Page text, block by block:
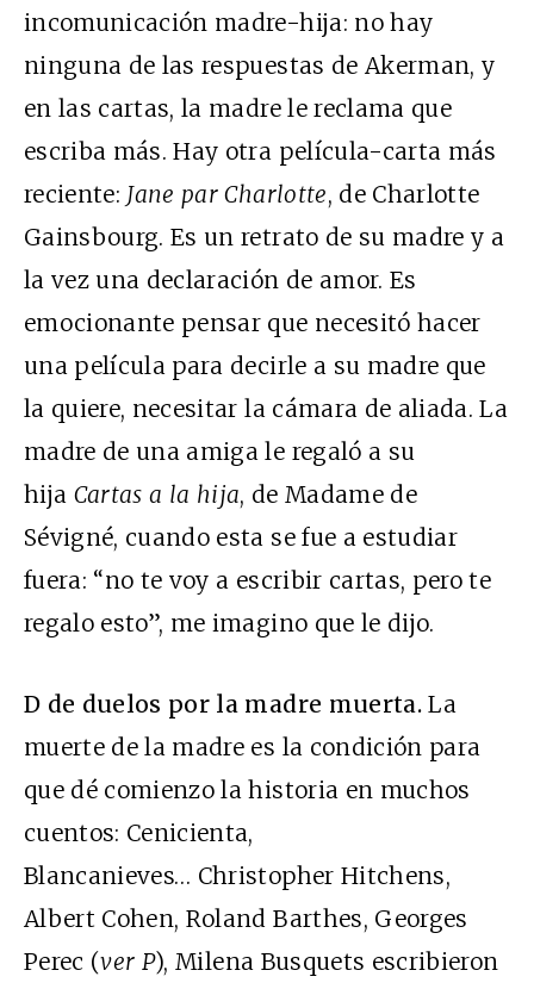
incomunicación madre-hija: no hay
ninguna de las respuestas de Akerman, y
en las cartas, la madre le reclama que
escriba más. Hay otra película-carta más
reciente: Jane par Charlotte, de Charlotte
Gainsbourg. Es un retrato de su madre y a
la vez una declaración de amor. Es
emocionante pensar que necesitó hacer
una película para decirle a su madre que
la quiere, necesitar la cámara de aliada. La
madre de una amiga le regaló a su
hija Cartas a la hija, de Madame de
Sévigné, cuando esta se fue a estudiar
fuera: “no te voy a escribir cartas, pero te
regalo esto”, me imagino que le dijo.
D de duelos por la madre muerta.La
muerte de la madre es la condición para
que dé comienzo la historia en muchos
cuentos: Cenicienta,
Blancanieves… Christopher Hitchens,
Albert Cohen, Roland Barthes, Georges
Perec (ver P), Milena Busquets escribieron